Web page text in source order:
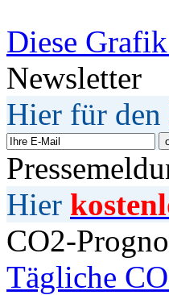
Diese
Newsletter
Hier für den
Hier
CO2-
Tägliche